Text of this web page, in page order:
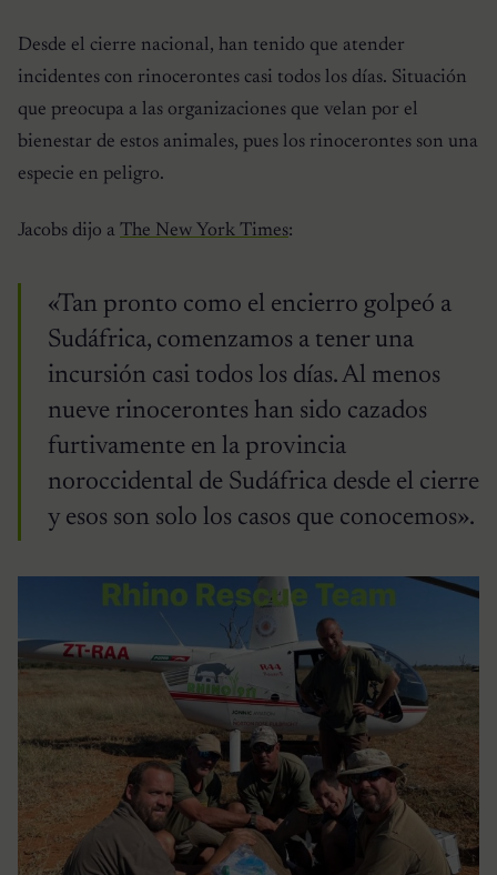
Desde el cierre nacional, han tenido que atender
incidentes con rinocerontes casi todos los días. Situación
que preocupa a las organizaciones que velan por el
bienestar de estos animales, pues los rinocerontes son una
especie en peligro.
Jacobs dijo a The New York Times:
«Tan pronto como el encierro golpeó a
Sudáfrica, comenzamos a tener una
incursión casi todos los días. Al menos
nueve rinocerontes han sido cazados
furtivamente en la provincia
noroccidental de Sudáfrica desde el cierre
y esos son solo los casos que conocemos».